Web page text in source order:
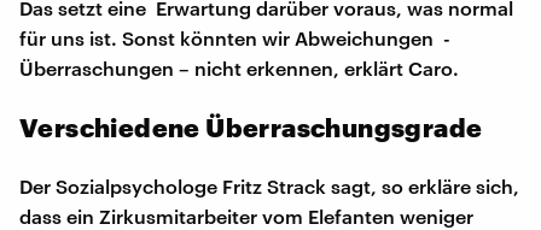
Das setzt eine Erwartung darüber voraus, was normal
für uns ist. Sonst könnten wir Abweichungen -
Überraschungen – nicht erkennen, erklärt Caro.
Verschiedene Überraschungsgrade
Der Sozialpsychologe Fritz Strack sagt, so erkläre sich,
dass ein Zirkusmitarbeiter vom Elefanten weniger